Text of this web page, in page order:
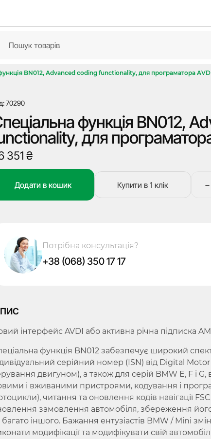
BN012, Advanced coding functionality, для програматора
70290
функція BN012,
для
351₴
−
Додати в кошик Купити в 1 клік
Потрібна консультація?
+38 (068) 350 17 17
інтерфейс AVDI або активна річна підписка
функція BN012 забезпечує широкий
серійний номер (ISN) від Digital
двигуном), а також для серій BMW E, F і
і вживаними пристроями, кодування і
читання та оновлення кодів навігації
замовлення автомобіля, збереження
багато іншого. Бажання ентузіастів BMW / Mini
модифікації та модифікувати свій